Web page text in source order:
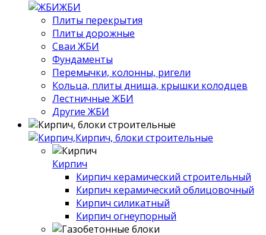
ЖБИ
Плиты перекрытия
Плиты дорожные
Сваи ЖБИ
Фундаменты
Перемычки, колонны, ригели
Кольца, плиты днища, крышки колодцев
Лестничные ЖБИ
Другие ЖБИ
Кирпич, блоки строительные
Кирпич
Кирпич керамический строительный
Кирпич керамический облицовочный
Кирпич силикатный
Кирпич огнеупорный